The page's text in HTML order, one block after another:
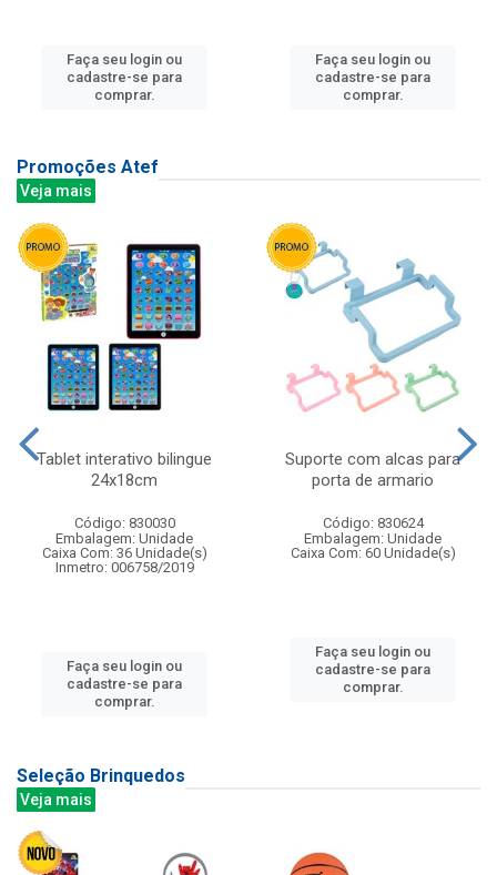
Faça seu login ou
cadastre-se para
comprar.
Faça seu login ou
cadastre-se para
comprar.
Promoções Atef
Veja mais
Tablet interativo bilingue
24x18cm
Código: 830030
Embalagem: Unidade
Caixa Com: 36 Unidade(s)
Inmetro: 006758/2019
Faça seu login ou
cadastre-se para
comprar.
Suporte com alcas para
porta de armario
Código: 830624
Embalagem: Unidade
Caixa Com: 60 Unidade(s)
Faça seu login ou
cadastre-se para
comprar.
Seleção Brinquedos
Veja mais